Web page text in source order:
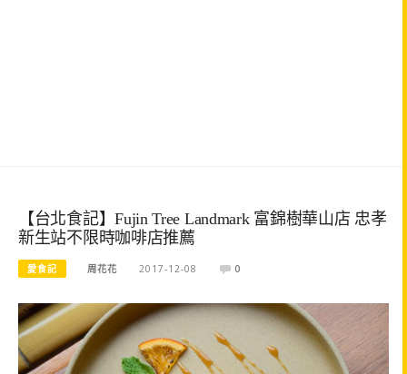
【台北食記】Fujin Tree Landmark 富錦樹華山店 忠孝
新生站不限時咖啡店推薦
愛食記 周花花 2017-12-08 0